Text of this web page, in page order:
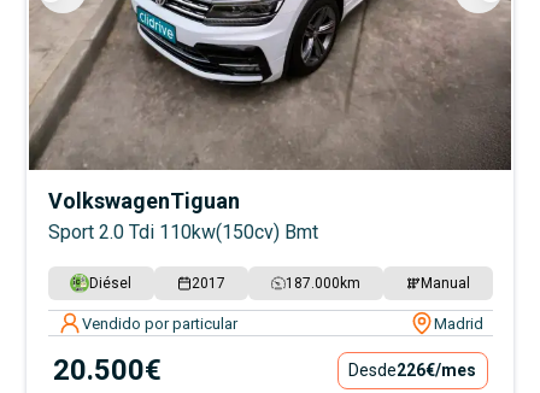
VolkswagenTiguan
Sport 2.0 Tdi 110kw(150cv) Bmt
Diésel 2017 187.000 km Manual
Vendido por particular Madrid
20.500€ Desde226€/mes